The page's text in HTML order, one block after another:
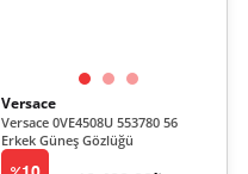
Versace
Versace 0VE4508U 553780 56
Erkek Güneş Gözlüğü